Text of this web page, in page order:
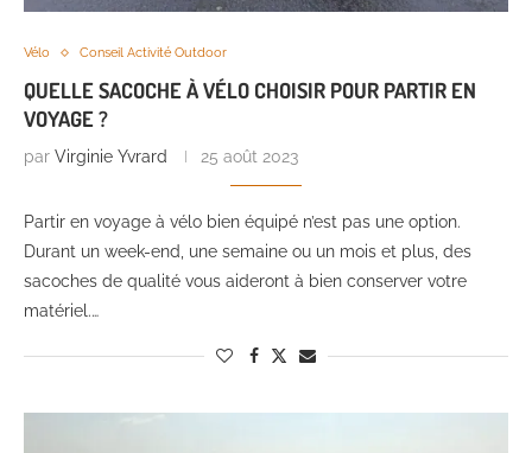
Vélo Conseil Activité Outdoor
QUELLE SACOCHE À VÉLO CHOISIR POUR PARTIR EN
VOYAGE ?
par Virginie Yvrard 25 août 2023
Partir en voyage à vélo bien équipé n’est pas une option.
Durant un week-end, une semaine ou un mois et plus, des
sacoches de qualité vous aideront à bien conserver votre
matériel.…